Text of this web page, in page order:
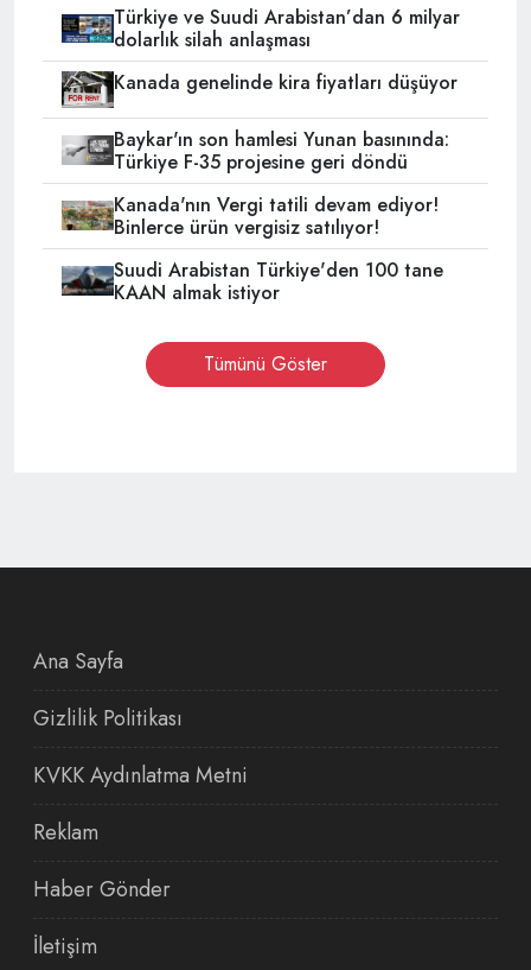
Türkiye ve Suudi Arabistan’dan 6 milyar
dolarlık silah anlaşması
Kanada genelinde kira fiyatları düşüyor
Baykar'ın son hamlesi Yunan basınında:
Türkiye F-35 projesine geri döndü
Kanada'nın Vergi tatili devam ediyor!
Binlerce ürün vergisiz satılıyor!
Suudi Arabistan Türkiye'den 100 tane
KAAN almak istiyor
Tümünü Göster
Ana Sayfa
Gizlilik Politikası
KVKK Aydınlatma Metni
Reklam
Haber Gönder
İletişim